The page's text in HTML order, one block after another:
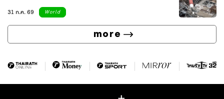
31 ก.ค. 69
World
more